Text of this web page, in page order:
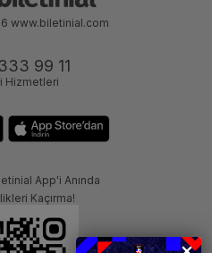
99 11
Hizmetleri
App'i Anında
Kaçırma!
www.biletinial.com